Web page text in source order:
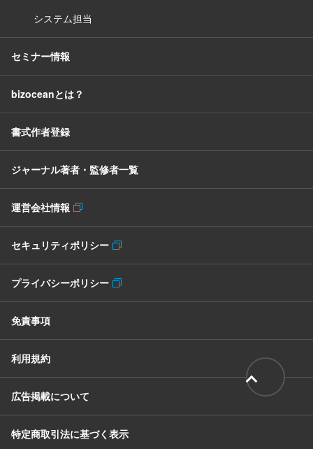
システム担当
セミナー情報
bizoceanとは？
書式作者登録
ジャーナル著者・監修者一覧
運営会社情報
セキュリティポリシー
プライバシーポリシー
免責事項
利用規約
広告掲載について
特定商取引法に基づく表示